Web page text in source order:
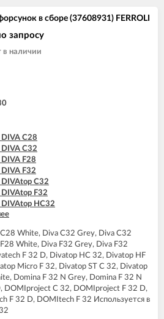
DIVAtop micro LN F32
DIVAtop ST C24
DIVAtop ST F24
в сборе (37608931) FERROLI
запросу
в наличии
DIVA C28
DIVA C32
DIVA F28
DIVA F32
DIVAtop C32
DIVAtop F32
DIVAtop HC32
DIVAtop HF32
DIVAtop micro F32
DIVAtop ST C32
DIVAtop ST F32
DOMINA C32 N
DOMINA F32 N
DOMIproject C32
DOMIproject C32 D
DOMIproject F32
White, Diva C32 Grey, Diva C32
White, Diva F32 Grey, Diva F32
F 32 D, Divatop HC 32, Divatop HF
Micro F 32, Divatop ST C 32, Divatop
Domina F 32 N Grey, Domina F 32 N
DOMIproject C 32, DOMIproject F 32 D,
F 32 D, DOMItech F 32 Используется в